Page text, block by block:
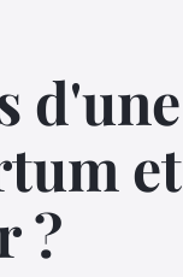
d'une
et
?